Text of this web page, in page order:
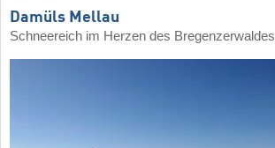
Damüls Mellau
Schneereich im Herzen des Bregenzerwaldes